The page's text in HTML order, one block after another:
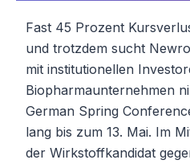
Fast 45 Prozent
und trotzdem sucht
mit institutionellen
Biopharmaunternehmen
German Spring
lang bis zum 13. Mai. Im
der Wirkstoffkandidat